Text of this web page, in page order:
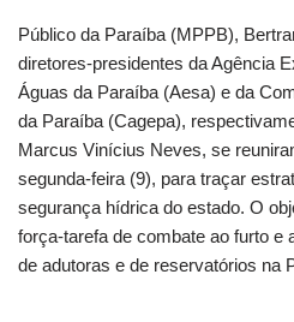
Público da Paraíba (MPPB),
diretores-presidentes da Agência
Águas da Paraíba (Aesa) e da
da Paraíba (Cagepa),
Marcus Vinícius Neves, se
segunda-feira (9), para traçar
segurança hídrica do estado. O
força-tarefa de combate ao furto e
de adutoras e de reservatórios na